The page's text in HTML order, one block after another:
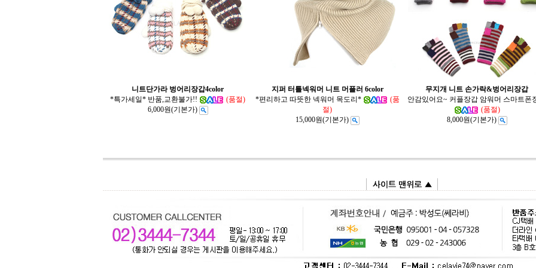
니트단가라 벙어리장갑4color
*특가세일* 반품,교환불가!!
(품절)
6,000원(기본가)
지퍼 터틀넥워머 니트 머플러 6color
*편리하고 따뜻한 넥워머 목도리*
(품
절)
15,000원(기본가)
무지개 니트 손가락&벙어리장갑
안감있어요~ 커플장갑 암워머 스마트폰
(품절)
8,000원(기본가)